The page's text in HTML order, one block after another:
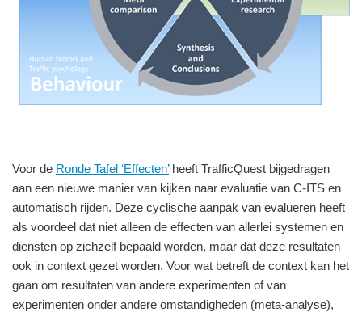
Voor de Ronde Tafel ‘Effecten’heeft TrafficQuest bijgedragen
aan een nieuwe manier van kijken naar evaluatie van C-ITS en
automatisch rijden. Deze cyclische aanpak van evalueren heeft
als voordeel dat niet alleen de effecten van allerlei systemen en
diensten op zichzelf bepaald worden, maar dat deze resultaten
ook in context gezet worden. Voor wat betreft de context kan het
gaan om resultaten van andere experimenten of van
experimenten onder andere omstandigheden (meta-analyse),